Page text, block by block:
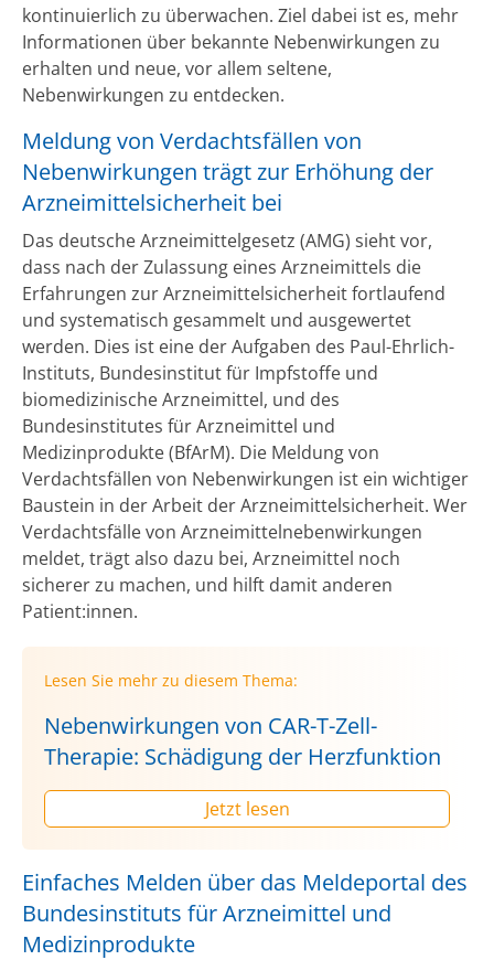
kontinuierlich zu überwachen. Ziel dabei ist es, mehr
Informationen über bekannte Nebenwirkungen zu
erhalten und neue, vor allem seltene,
Nebenwirkungen zu entdecken.
Meldung von Verdachtsfällen von
Nebenwirkungen trägt zur Erhöhung der
Arzneimittelsicherheit bei
Das deutsche Arzneimittelgesetz (AMG) sieht vor,
dass nach der Zulassung eines Arzneimittels die
Erfahrungen zur Arzneimittelsicherheit fortlaufend
und systematisch gesammelt und ausgewertet
werden. Dies ist eine der Aufgaben des Paul-Ehrlich-
Instituts, Bundesinstitut für Impfstoffe und
biomedizinische Arzneimittel, und des
Bundesinstitutes für Arzneimittel und
Medizinprodukte (BfArM). Die Meldung von
Verdachtsfällen von Nebenwirkungen ist ein wichtiger
Baustein in der Arbeit der Arzneimittelsicherheit. Wer
Verdachtsfälle von Arzneimittelnebenwirkungen
meldet, trägt also dazu bei, Arzneimittel noch
sicherer zu machen, und hilft damit anderen
Patient:innen.
Lesen Sie mehr zu diesem Thema:
Nebenwirkungen von CAR-T-Zell-
Therapie: Schädigung der Herzfunktion
Jetzt lesen
Einfaches Melden über das Meldeportal des
Bundesinstituts für Arzneimittel und
Medizinprodukte